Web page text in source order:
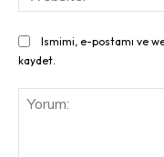
Ismimi, e-postamı ve
kaydet.